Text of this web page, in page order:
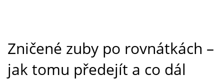
Zničené zuby po rovnátkách –
jak tomu předejít a co dál